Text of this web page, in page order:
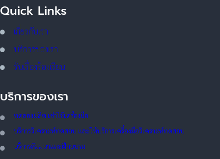
Quick Links
เกี่ยวกับเรา
บริการของเรา
รับเรื่องร้องเรียน
บริการของเรา
ทดลองผลิต เช่าใช้เครื่องมือ
บริการวิเคราะห์ทดสอบ และให้บริการเครื่องมือวิเคราะห์ทดสอบ
บริการสัมมนาและฝึกอบรม